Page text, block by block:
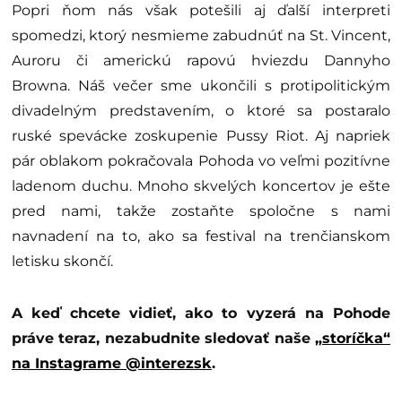
Popri ňom nás však potešili aj ďalší interpreti
spomedzi, ktorý nesmieme zabudnúť na St. Vincent,
Auroru či americkú rapovú hviezdu Dannyho
Browna. Náš večer sme ukončili s protipolitickým
divadelným predstavením, o ktoré sa postaralo
ruské spevácke zoskupenie Pussy Riot. Aj napriek
pár oblakom pokračovala Pohoda vo veľmi pozitívne
ladenom duchu. Mnoho skvelých koncertov je ešte
pred nami, takže zostaňte spoločne s nami
navnadení na to, ako sa festival na trenčianskom
letisku skončí.
A keď chcete vidieť, ako to vyzerá na Pohode
práve teraz, nezabudnite sledovať naše „storíčka“
na Instagrame @interezsk.